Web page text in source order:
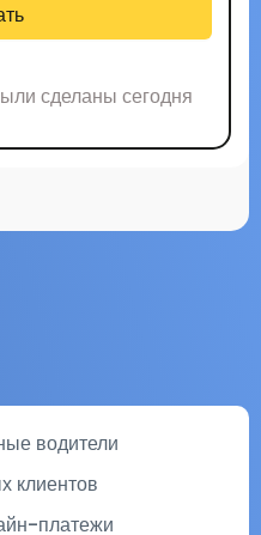
водители
клиентов
платежи
сделаны сегодня